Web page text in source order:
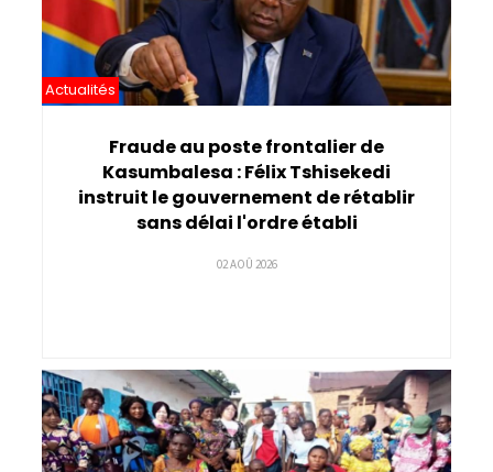
Actualités
Fraude au poste frontalier de
Kasumbalesa : Félix Tshisekedi
instruit le gouvernement de rétablir
sans délai l'ordre établi
02 AOÛ 2026